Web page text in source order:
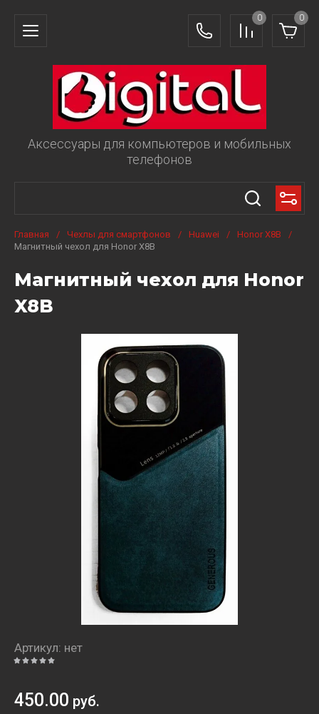
0 0
Аксессуары для компьютеров и мобильных
телефонов
Главная / Чехлы для смартфонов / Huawei / Honor X8B
/
Магнитный чехол для Honor X8B
Магнитный чехол для Honor
X8B
Артикул: нет
450.00 руб.